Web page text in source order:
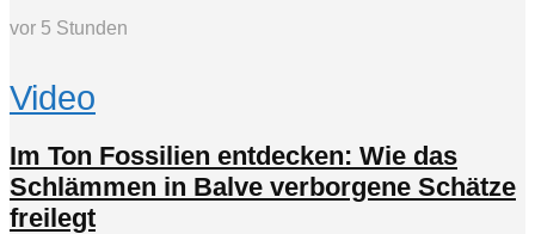
vor 5 Stunden
Video
Im Ton Fossilien entdecken: Wie das
Schlämmen in Balve verborgene Schätze
freilegt